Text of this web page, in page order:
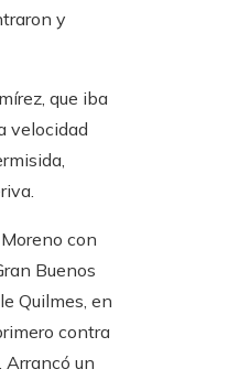
y
que iba
velocidad
con
Buenos
Quilmes, en
contra
Arrancó un